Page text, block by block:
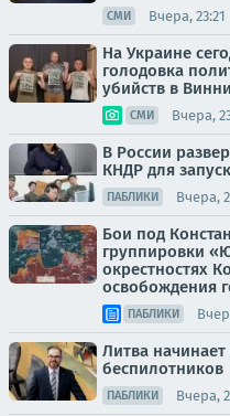
СМИ Вчера, 23:21
На Украине
голодовка
убийств в
СМИ Вчера,
В России
КНДР для
ПАБЛИКИ Вчера,
Бои под
группировки
окрестностях
освобождения
ПАБЛИКИ
Литва
беспилотников
ПАБЛИКИ Вчера,